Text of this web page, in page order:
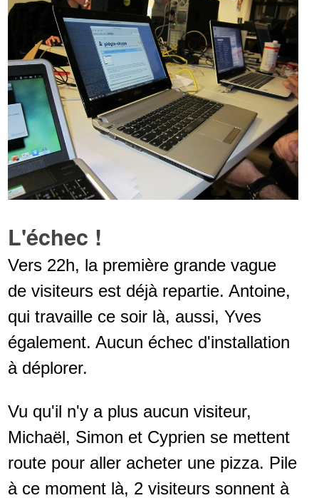
L'échec !
Vers 22h, la première grande vague
de visiteurs est déjà repartie. Antoine,
qui travaille ce soir là, aussi, Yves
également. Aucun échec d'installation
à déplorer.
Vu qu'il n'y a plus aucun visiteur,
Michaël, Simon et Cyprien se mettent
route pour aller acheter une pizza. Pile
à ce moment là, 2 visiteurs sonnent à